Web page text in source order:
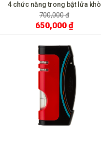
4 chức năng trong bật lửa khò
Lubinski YJA 10022
700,000 đ
650,000 ₫